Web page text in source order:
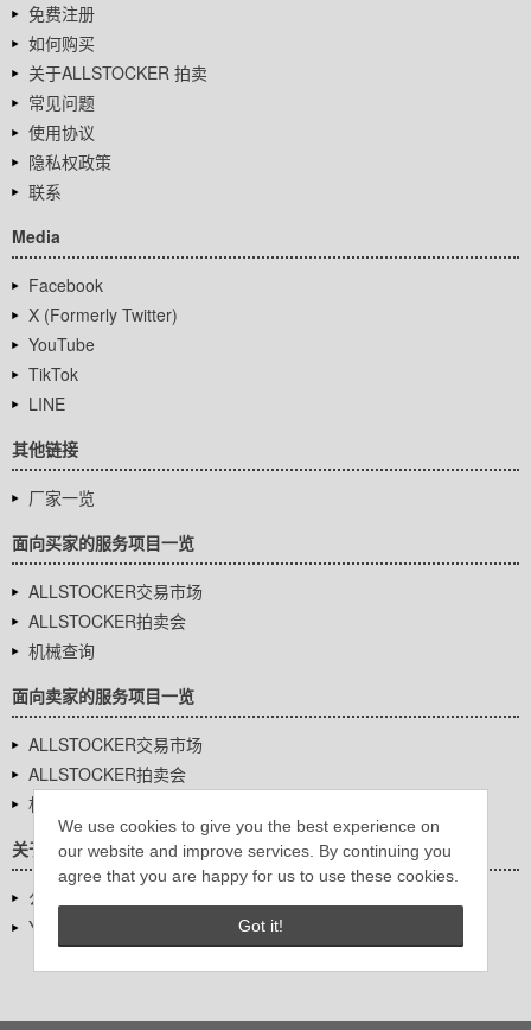
We use cookies to give you the best experience on
our website and improve services. By continuing you
agree that you are happy for us to use these cookies.
Got it!
免费注册
如何购买
关于ALLSTOCKER 拍卖
常见问题
使用协议
隐私权政策
联系
Media
Facebook
X (Formerly Twitter)
YouTube
TikTok
LINE
其他链接
厂家一览
面向买家的服务项目一览
ALLSTOCKER交易市场
ALLSTOCKER拍卖会
机械查询
面向卖家的服务项目一览
ALLSTOCKER交易市场
ALLSTOCKER拍卖会
机械查询
关于我们
公司基本信息
YUTAKA Inc.